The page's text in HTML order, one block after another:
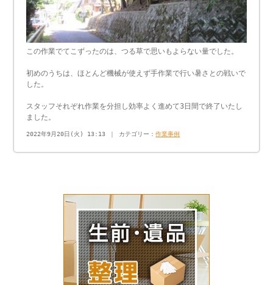
この作業でてこずったのは、つる草で思いもよらない量でした。
初めのうちは、ほとんど機械が使えず手作業で行い暑さとの戦いで
した。
スタッフそれぞれ作業を分担し効率よく進めて3日間で終了いたし
ました。
2022年9月20日(火) 13:13 ｜ カテゴリー：作業事例